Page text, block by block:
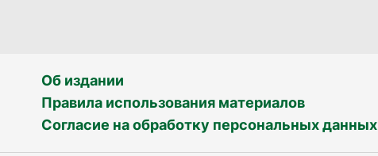
Об издании
Правила использования материалов
Согласие на обработку персональных данных